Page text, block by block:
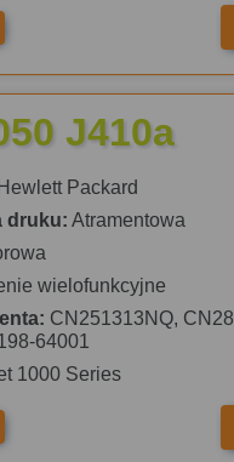
J410a
Hewlett Packard
druku: Atramentowa
wielofunkcyjne
CN251313NQ, CN28
64001
1000 Series